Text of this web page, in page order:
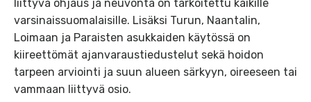
liittyvä ohjaus ja neuvonta on tarkoitettu kaikille
varsinaissuomalaisille. Lisäksi Turun, Naantalin,
Loimaan ja Paraisten asukkaiden käytössä on
kiireettömät ajanvaraustiedustelut sekä hoidon
tarpeen arviointi ja suun alueen särkyyn, oireeseen tai
vammaan liittyvä osio.